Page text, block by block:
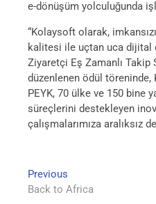
e-dönüşüm yolculuğunda
“Kolaysoft olarak,
kalitesi ile uçtan uca dijital
Ziyaretçi Eş Zamanlı Takip
düzenlenen ödül töreninde,
PEYK, 70 ülke ve 150 bine
süreçlerini destekleyen
çalışmalarımıza aralıksız
Yazı
gezinmesi
Previous
post:
Back to Africa